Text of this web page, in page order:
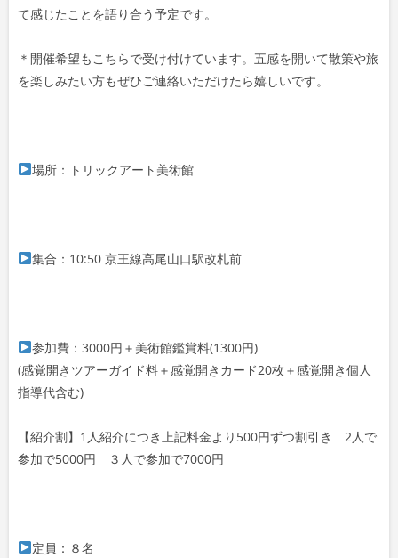
て感じたことを語り合う予定です。
＊開催希望もこちらで受け付けています。五感を開いて散策や旅
を楽しみたい方もぜひご連絡いただけたら嬉しいです。
場所：トリックアート美術館
集合：10:50 京王線高尾山口駅改札前
参加費：3000円＋美術館鑑賞料(1300円)
(感覚開きツアーガイド料＋感覚開きカード20枚＋感覚開き個人
指導代含む)
【紹介割】1人紹介につき上記料金より500円ずつ割引き 2人で
参加で5000円 ３人で参加で7000円
定員：８名